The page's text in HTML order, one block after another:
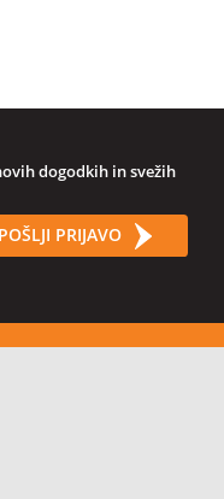
dogodkih in svežih
POŠLJI PRIJAVO